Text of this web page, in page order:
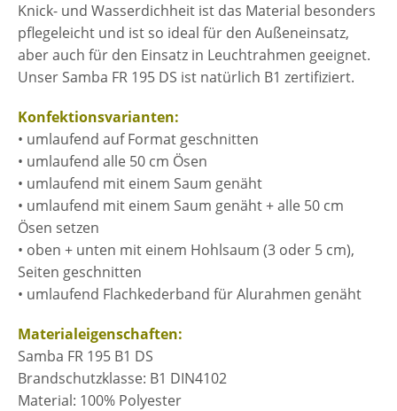
Knick- und Wasserdichheit ist das Material besonders
pflegeleicht und ist so ideal für den Außeneinsatz,
aber auch für den Einsatz in Leuchtrahmen geeignet.
Unser Samba FR 195 DS ist natürlich B1 zertifiziert.
Konfektionsvarianten:
• umlaufend auf Format geschnitten
• umlaufend alle 50 cm Ösen
• umlaufend mit einem Saum genäht
• umlaufend mit einem Saum genäht + alle 50 cm
Ösen setzen
• oben + unten mit einem Hohlsaum (3 oder 5 cm),
Seiten geschnitten
• umlaufend Flachkederband für Alurahmen genäht
Materialeigenschaften:
Samba FR 195 B1 DS
Brandschutzklasse: B1 DIN4102
Material: 100% Polyester